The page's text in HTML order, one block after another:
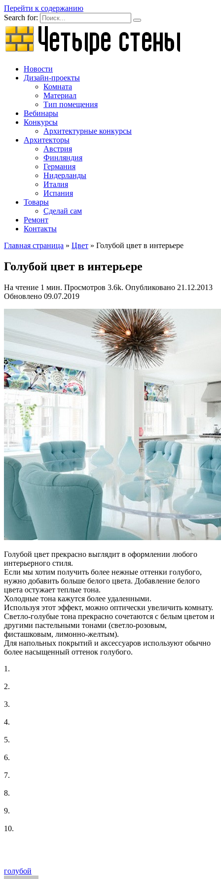
Перейти к содержанию
Search for:
Новости
Дизайн-проекты
Комната
Материал
Тип помещения
Вебинары
Конкурсы
Архитектурные конкурсы
Архитекторы
Австрия
Финляндия
Германия
Нидерланды
Италия
Испания
Товары
Сделай сам
Ремонт
Контакты
Главная страница » Цвет » Голубой цвет в интерьере
Голубой цвет в интерьере
На чтение 1 мин. Просмотров 3.6k. Опубликовано 21.12.2013
Обновлено 09.07.2019
Голубой цвет прекрасно выглядит в оформлении любого
интерьерного стиля.
Если мы хотим получить более нежные оттенки голубого,
нужно добавить больше белого цвета. Добавление белого
цвета остужает теплые тона.
Холодные тона кажутся более удаленными.
Используя этот эффект, можно оптически увеличить комнату.
Светло-голубые тона прекрасно сочетаются с белым цветом и
другими пастельными тонами (светло-розовым,
фисташковым, лимонно-желтым).
Для напольных покрытий и аксессуаров используют обычно
более насыщенный оттенок голубого.
1.
2.
3.
4.
5.
6.
7.
8.
9.
10.
голубой